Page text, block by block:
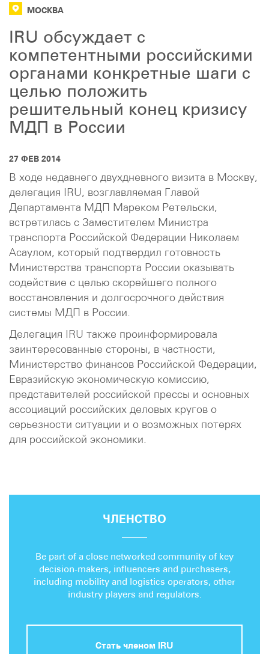
МОСКВА
IRU обсуждает с
компетентными российскими
органами конкретные шаги с
целью положить
решительный конец кризису
МДП в России
27 ФЕВ 2014
В ходе недавнего двухдневного визита в Москву,
делегация IRU, возглавляемая Главой
Департамента МДП Мареком Ретельски,
встретилась с Заместителем Министра
транспорта Российской Федерации Николаем
Асаулом, который подтвердил готовность
Министерства транспорта России оказывать
содействие с целью скорейшего полного
восстановления и долгосрочного действия
системы МДП в России.
Делегация IRU также проинформировала
заинтересованные стороны, в частности,
Министерство финансов Российской Федерации,
Евразийскую экономическую комиссию,
представителей российской прессы и основных
ассоциаций российских деловых кругов о
серьезности ситуации и о возможных потерях
для российской экономики.
ЧЛЕНСТВО
Be part of a close networked community of key
decision-makers, influencers and purchasers,
including mobility and logistics operators, other
industry players and regulators.
Стать членом IRU